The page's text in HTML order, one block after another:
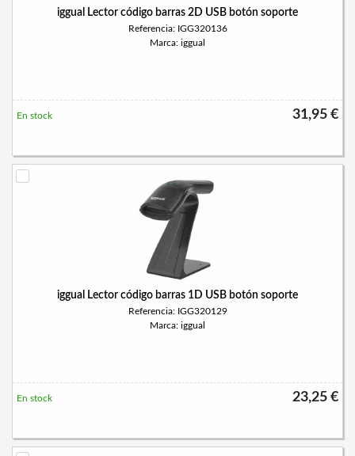
iggual Lector código barras 2D USB botón soporte
Referencia: IGG320136
Marca: iggual
31,95 €
En stock
iggual Lector código barras 1D USB botón soporte
Referencia: IGG320129
Marca: iggual
23,25 €
En stock